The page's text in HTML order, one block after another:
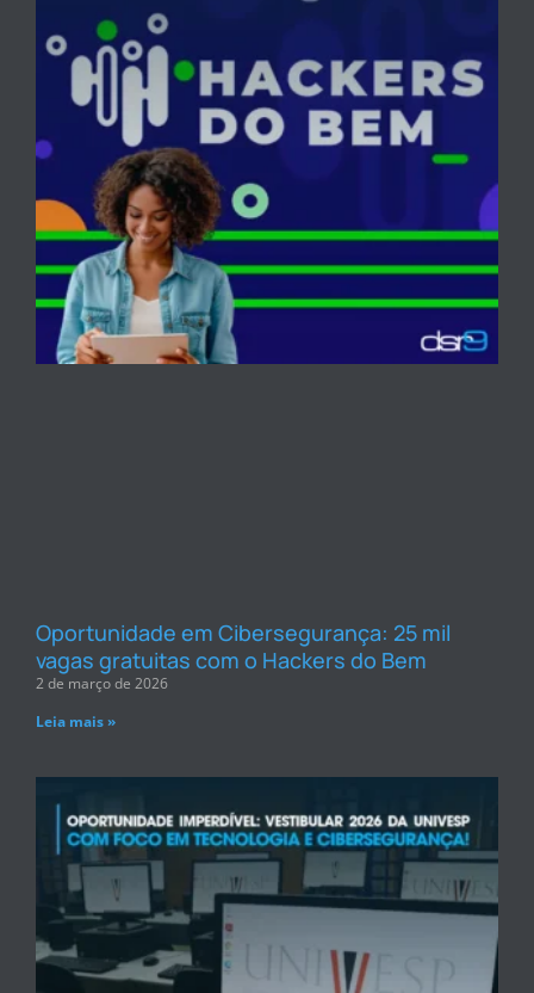
Oportunidade em Cibersegurança: 25 mil
vagas gratuitas com o Hackers do Bem
2 de março de 2026
Leia mais »